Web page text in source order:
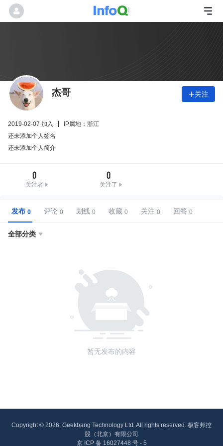
杰哥 关注
2019-02-07 加入
IP属地：浙江
还未添加个人签名
还未添加个人简介
0
关注者
0
关注了
发布 评论 划线 收藏 关注 回答
全部分类 
暂无发布的内容
Copyright © 2026, Geekbang Technology Ltd. All rights reserved. 极客邦控
股（北京）有限公司
京 ICP 备 16027448 号 - 5